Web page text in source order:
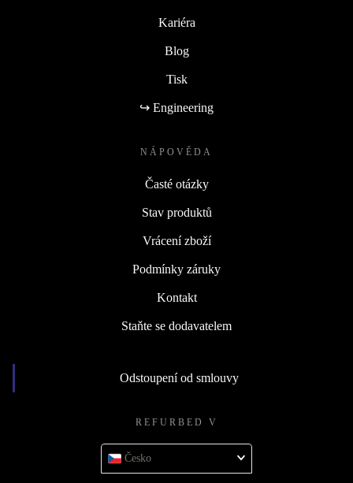
Kariéra
Blog
Tisk
↪ Engineering
NÁPOVĚDA
Časté otázky
Stav produktů
Vrácení zboží
Podmínky záruky
Kontakt
Staňte se dodavatelem
Odstoupení od smlouvy
REFURBED V
Česko